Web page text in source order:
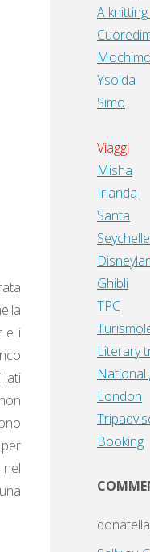
e i
lati
A
Ysolda
Simo
Viaggi
Misha
Irlanda
Santa
Ghibli
TPC
Literary
National
London
Booking